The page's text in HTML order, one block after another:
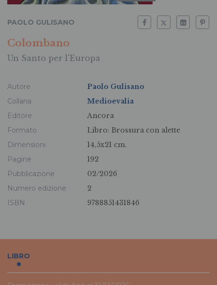
PAOLO GULISANO
Colombano
Un Santo per l'Europa
Autore
Paolo Gulisano
Collana
Medioevalia
Editore
Ancora
Formato
Libro: Brossura con alette
Dimensioni
14,5x21 cm.
Pagine
192
Pubblicazione
02/2026
Numero edizione
2
ISBN
9788851431846
LIBRO